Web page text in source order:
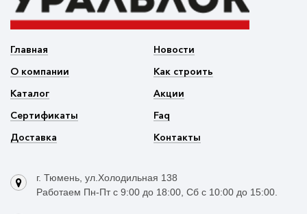
Главная
О компании
Каталог
Сертификаты
Доставка
Новости
Как строить
Акции
Faq
Контакты
г. Тюмень, ул.Холодильная 138
Работаем Пн-Пт с 9:00 до 18:00, Сб с 10:00 до 15:00.